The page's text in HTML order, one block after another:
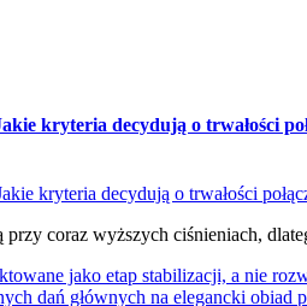
kryteria decydują o trwałości
coraz wyższych ciśnieniach,
jako etap stabilizacji, a nie
dań głównych na elegancki obiad